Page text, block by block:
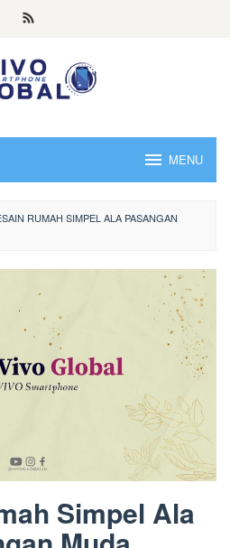
MENU
RUMAH SIMPEL ALA PASANGAN
Simpel Ala